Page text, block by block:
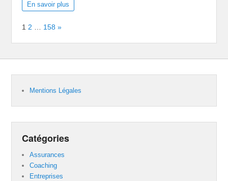
En savoir plus
Page:
1 2 … 158 Next
»
Mentions Légales
Catégories
Assurances
Coaching
Entreprises